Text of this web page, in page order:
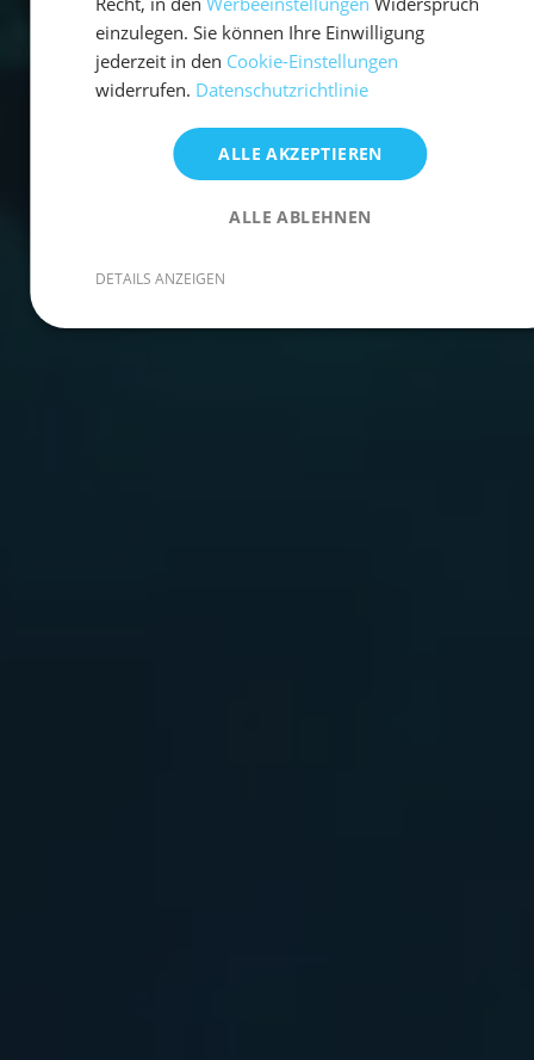
einzulegen. Sie können Ihre Einwilligung
jederzeit in den Cookie-Einstellungen
widerrufen. Datenschutzrichtlinie
ALLE AKZEPTIEREN
ALLE ABLEHNEN
DETAILS ANZEIGEN